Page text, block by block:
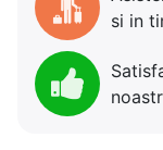
si in